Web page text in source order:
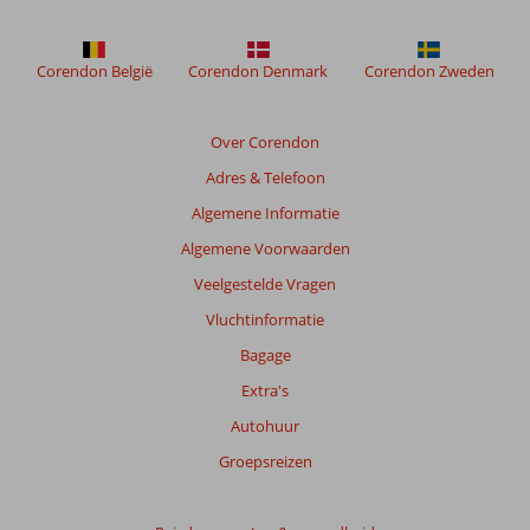
om
de
Over Corendon
Adres & Telefoon
Algemene Informatie
Algemene Voorwaarden
Veelgestelde Vragen
Vluchtinformatie
Bagage
Extra's
Autohuur
Groepsreizen
Corendon België Corendon Denmark Corendon Zweden